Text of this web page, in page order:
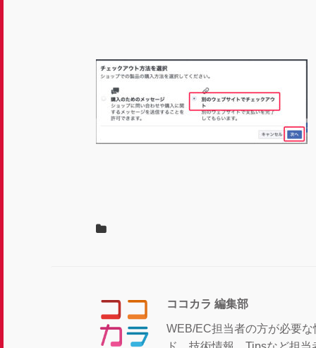
ココカラ 編集部
WEB/EC担当者の方が必要